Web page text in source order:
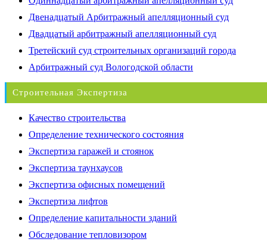
Двенадцатый Арбитражный апелляционный суд
Двадцатый арбитражный апелляционный суд
Третейский суд строительных организаций города
Арбитражный суд Вологодской области
Строительная Экспертиза
Качество строительства
Определение технического состояния
Экспертиза гаражей и стоянок
Экспертиза таунхаусов
Экспертиза офисных помещений
Экспертиза лифтов
Определение капитальности зданий
Обследование тепловизором